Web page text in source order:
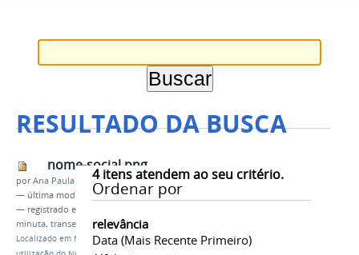
RESULTADO DA BUSCA
4itens atendem ao seu critério.
Ordenar por
relevância
Data (mais Recente Primeiro)
nome-social.png
porAna Paula Batista
— última modificação18/04/2016 17h08
— registrado em:
minuta, transexuais,travestis
Localizado em Notícias /Disponível minuta para